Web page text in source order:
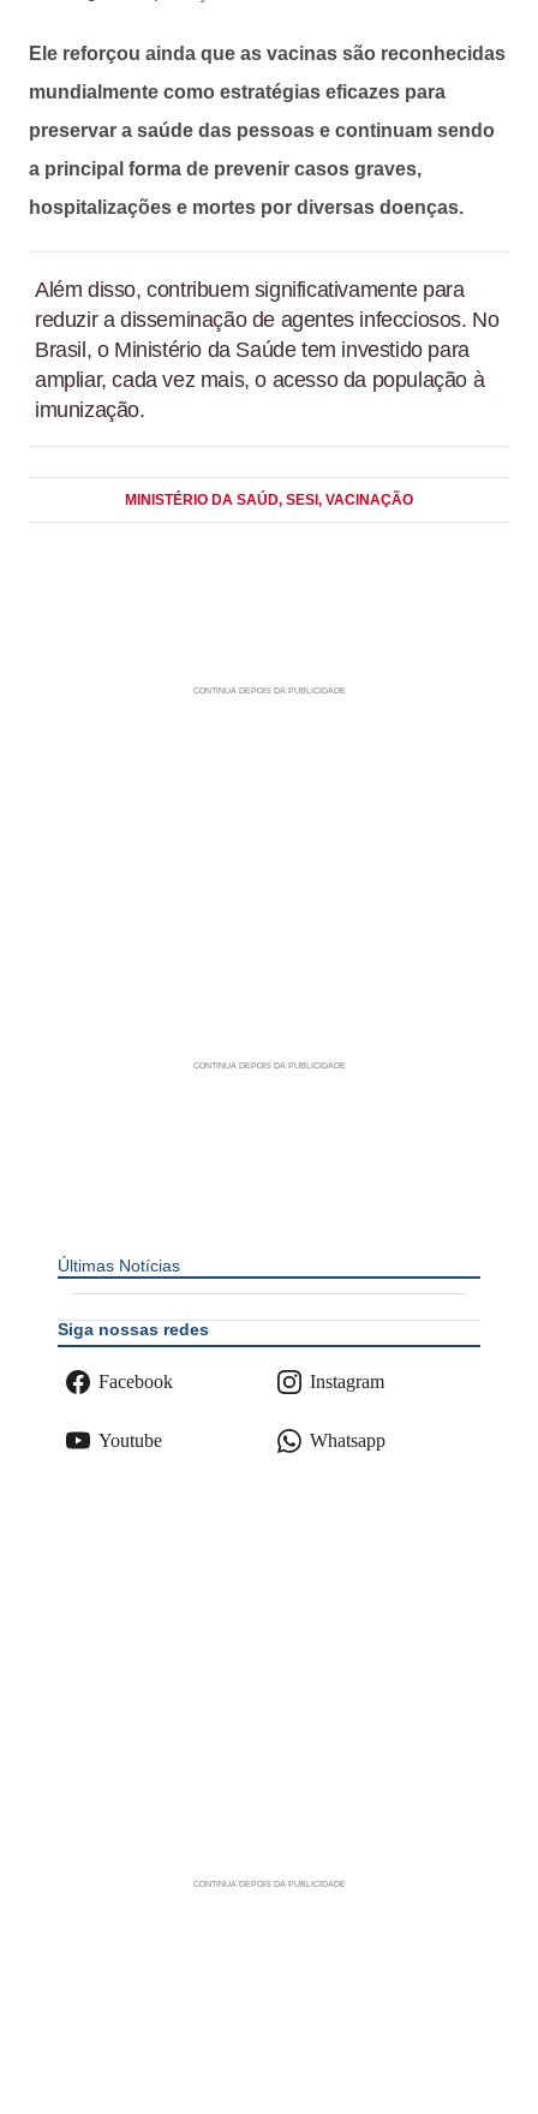
Ele reforçou ainda que as vacinas são reconhecidas
mundialmente como estratégias eficazes para
preservar a saúde das pessoas e continuam sendo
a principal forma de prevenir casos graves,
hospitalizações e mortes por diversas doenças.
Além disso, contribuem significativamente para
reduzir a disseminação de agentes infecciosos. No
Brasil, o Ministério da Saúde tem investido para
ampliar, cada vez mais, o acesso da população à
imunização.
MINISTÉRIO DA SAÚD, SESI, VACINAÇÃO
Últimas Notícias
Siga nossas redes
Facebook Instagram
Youtube Whatsapp